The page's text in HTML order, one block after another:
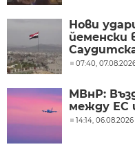
Нови
йеменски
07:40,
МВнР:
между ЕС
14:14, 06.08.2026